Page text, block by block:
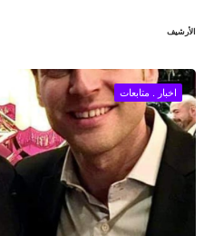
الأرشيف
اخبار . متابعات